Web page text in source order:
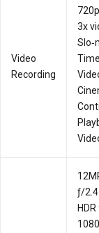
Video
Recording
3x
ƒ/